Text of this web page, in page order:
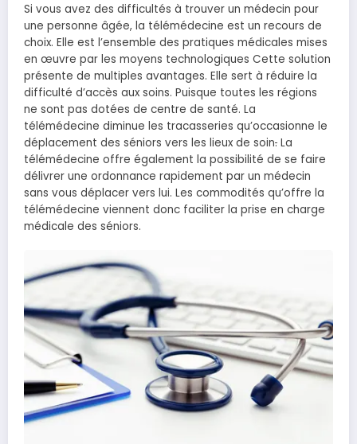
Si vous avez des difficultés à trouver un médecin pour
une personne âgée, la télémédecine est un recours de
choix. Elle est l’ensemble des pratiques médicales mises
en œuvre par les moyens technologiques Cette solution
présente de multiples avantages. Elle sert à réduire la
difficulté d’accès aux soins. Puisque toutes les régions
ne sont pas dotées de centre de santé. La
télémédecine diminue les tracasseries qu’occasionne le
déplacement des séniors vers les lieux de soin. La
télémédecine offre également la possibilité de se faire
délivrer une ordonnance rapidement par un médecin
sans vous déplacer vers lui. Les commodités qu’offre la
télémédecine viennent donc faciliter la prise en charge
médicale des séniors.